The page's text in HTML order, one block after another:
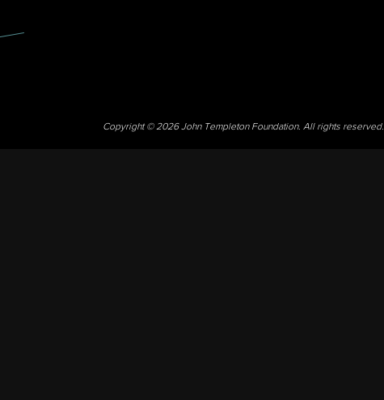
Copyright © 2026 John Templeton Foundation. All rights reserved.